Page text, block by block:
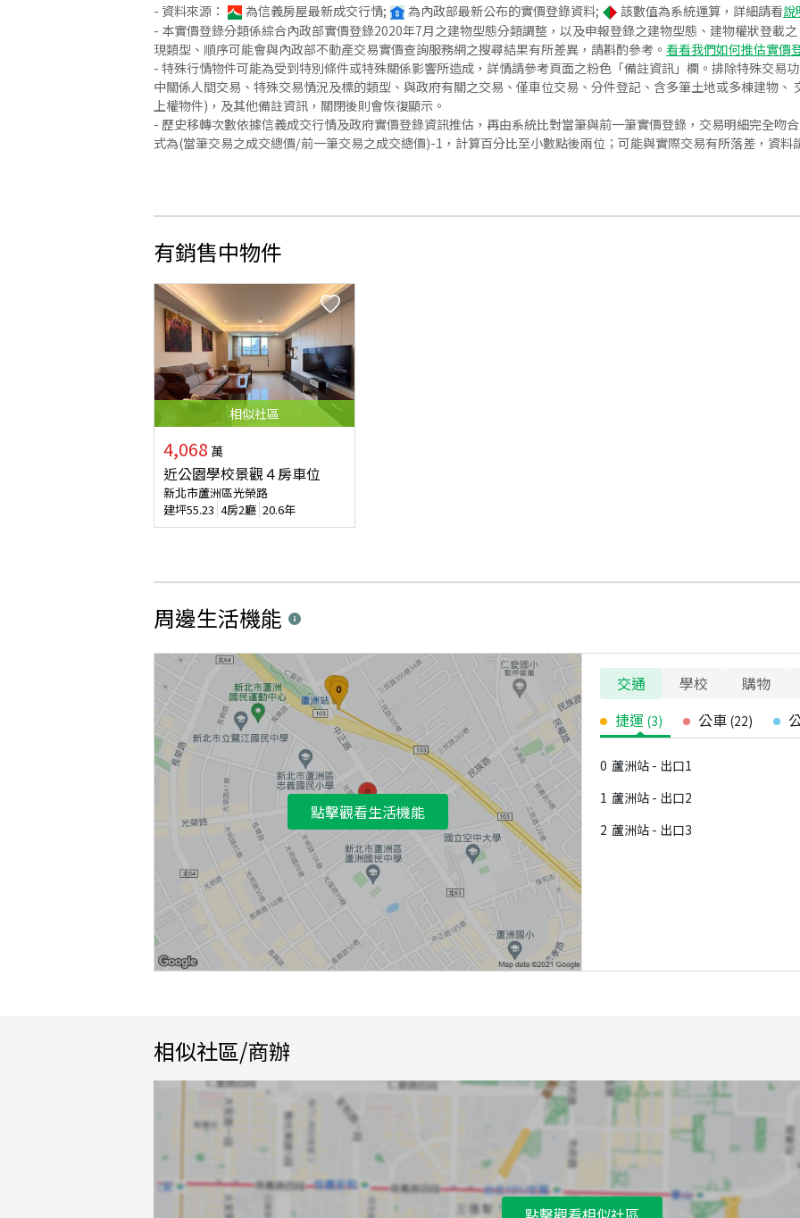
- 資料來源： 為信義房屋最新成交行情; 為內政部最新公布的實價登錄資料; 該數值為系統運算，詳細請看說
- 本實價登錄分類係綜合內政部實價登錄2020年7月之建物型態分類調整，以及申報登錄之建物型態、建物權狀登載
現類型、順序可能會與內政部不動產交易實價查詢服務網之搜尋結果有所差異，請斟酌參考。 看看我們如何推估實價
- 特殊行情物件可能為受到特別條件或特殊關係影響所造成，詳情請參考頁面之粉色「備註資訊」欄。排除特殊交易
中關係人間交易、特殊交易情況及標的類型、與政府有關之交易、僅車位交易、分件登記、含多筆土地或多棟建物、
上權物件)，及其他備註資訊，關閉後則會恢復顯示。
- 歷史移轉次數依據信義成交行情及政府實價登錄資訊推估，再由系統比對當筆與前一筆實價登錄，交易明細完全吻
式為(當筆交易之成交總價/前一筆交易之成交總價)-1，計算百分比至小數點後兩位；可能與實際交易有所落差，資料
有銷售中物件
相似社區
4,068 萬
近公園學校景觀４房車位
新北市蘆洲區光榮路
建坪55.23 4房2廳 20.6年
周邊生活機能
點擊觀看生活機能
交通 學校 購物
捷運 (3) 公車 (22)
0 蘆洲站 - 出口1
1 蘆洲站 - 出口2
2 蘆洲站 - 出口3
相似社區/商辦